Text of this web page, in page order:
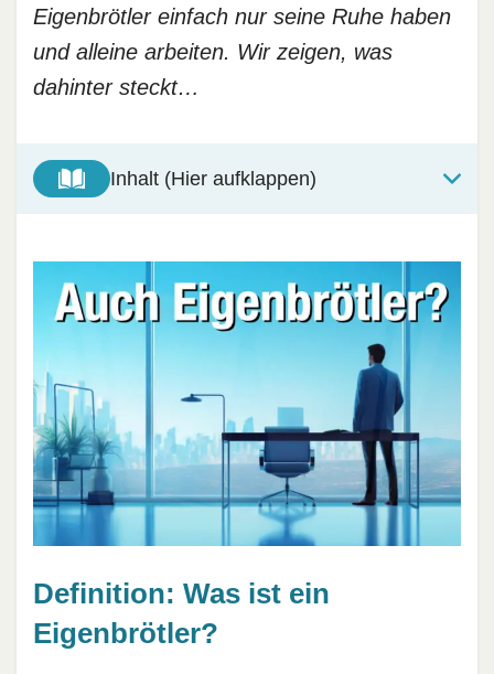
Eigenbrötler einfach nur seine Ruhe haben
und alleine arbeiten. Wir zeigen, was
dahinter steckt…
Inhalt (Hier aufklappen)
Definition: Was ist ein
Eigenbrötler?